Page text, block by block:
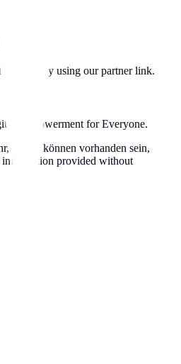
free by using our partner link.
Empowerment for Everyone.
Fehler können vorhanden sein,
provided without